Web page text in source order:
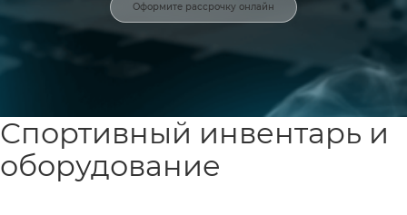
Оформите рассрочку онлайн
Спортивный инвентарь и
оборудование